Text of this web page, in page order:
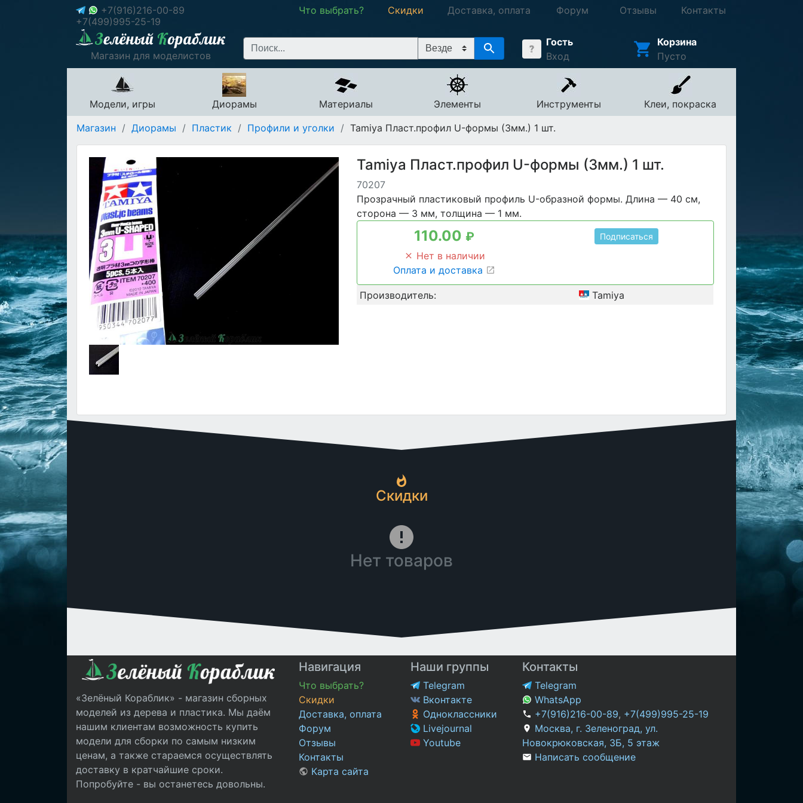
+7(916)216-00-89
+7(499)995-25-19
Что выбрать? Скидки Доставка, оплата Форум Отзывы Контакты
Магазин для моделистов
Гость
Вход
Корзина
Пусто
Модели, игры Диорамы Материалы Элементы Инструменты
Клеи, покраска
Магазин / Диорамы / Пластик / Профили и уголки / Tamiya Пласт.профил U-формы (3мм.) 1 шт.
Tamiya Пласт.профил U-формы (3мм.) 1 шт.
70207
Прозрачный пластиковый профиль U-образной формы. Длина — 40 см,
сторона — 3 мм, толщина — 1 мм.
110.00 ₽
Нет в наличии
Оплата и доставка
Подписаться
Производитель: Tamiya
Скидки
Нет товаров
«Зелёный Кораблик» - магазин сборных
моделей из дерева и пластика. Мы даём
нашим клиентам возможность купить
модели для сборки по самым низким
ценам, а также стараемся осуществлять
доставку в кратчайшие сроки.
Попробуйте - вы останетесь довольны.
Навигация
Что выбрать?
Скидки
Доставка, оплата
Форум
Отзывы
Контакты
Карта сайта
Наши группы
Telegram
Вконтакте
Одноклассники
Livejournal
Youtube
Контакты
Telegram
WhatsApp
+7(916)216-00-89, +7(499)995-25-19
Москва, г. Зеленоград, ул.
Новокрюковская, 3Б, 5 этаж
Написать сообщение